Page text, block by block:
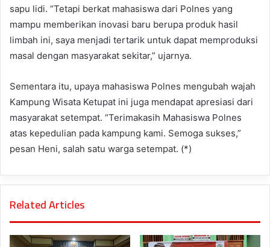
sapu lidi. “Tetapi berkat mahasiswa dari Polnes yang
mampu memberikan inovasi baru berupa produk hasil
limbah ini, saya menjadi tertarik untuk dapat memproduksi
masal dengan masyarakat sekitar,” ujarnya.
Sementara itu, upaya mahasiswa Polnes mengubah wajah
Kampung Wisata Ketupat ini juga mendapat apresiasi dari
masyarakat setempat. “Terimakasih Mahasiswa Polnes
atas kepedulian pada kampung kami. Semoga sukses,”
pesan Heni, salah satu warga setempat. (*)
Related Articles